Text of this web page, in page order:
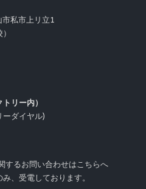
私市上リ立1
リー内）
ダイヤル)
するお問い合わせはこちらへ
、受電しております。